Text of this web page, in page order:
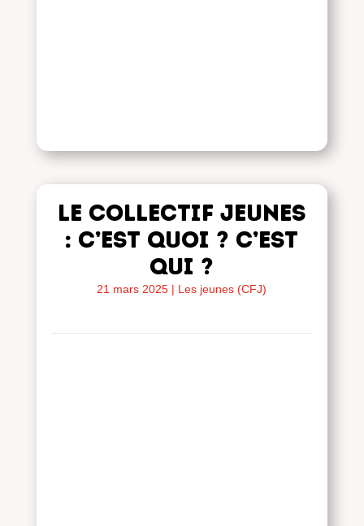
Le collectif jeunes
: c’est quoi ? c’est
qui ?
21 mars 2025 | Les jeunes (CFJ)